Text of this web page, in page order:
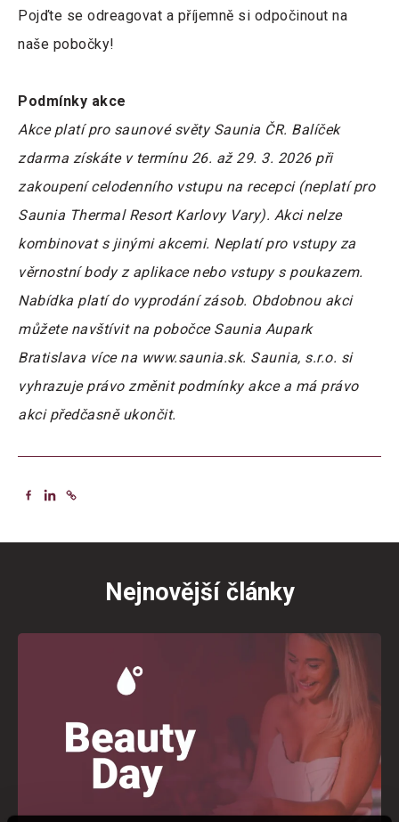
Pojďte se odreagovat a příjemně si odpočinout na
naše pobočky!
Podmínky akce
Akce platí pro saunové světy Saunia ČR. Balíček
zdarma získáte v termínu 26. až 29. 3. 2026 při
zakoupení celodenního vstupu na recepci (neplatí pro
Saunia Thermal Resort Karlovy Vary). Akci nelze
kombinovat s jinými akcemi. Neplatí pro vstupy za
věrnostní body z aplikace nebo vstupy s poukazem.
Nabídka platí do vyprodání zásob. Obdobnou akci
můžete navštívit na pobočce Saunia Aupark
Bratislava více na www.saunia.sk. Saunia, s.r.o. si
vyhrazuje právo změnit podmínky akce a má právo
akci předčasně ukončit.
Nejnovější články